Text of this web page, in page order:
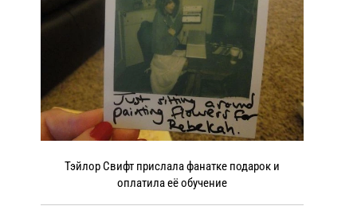
Тэйлор Свифт прислала фанатке подарок и
оплатила её обучение